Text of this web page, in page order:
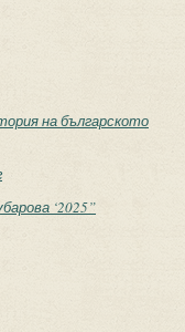
на българското
‘2025”